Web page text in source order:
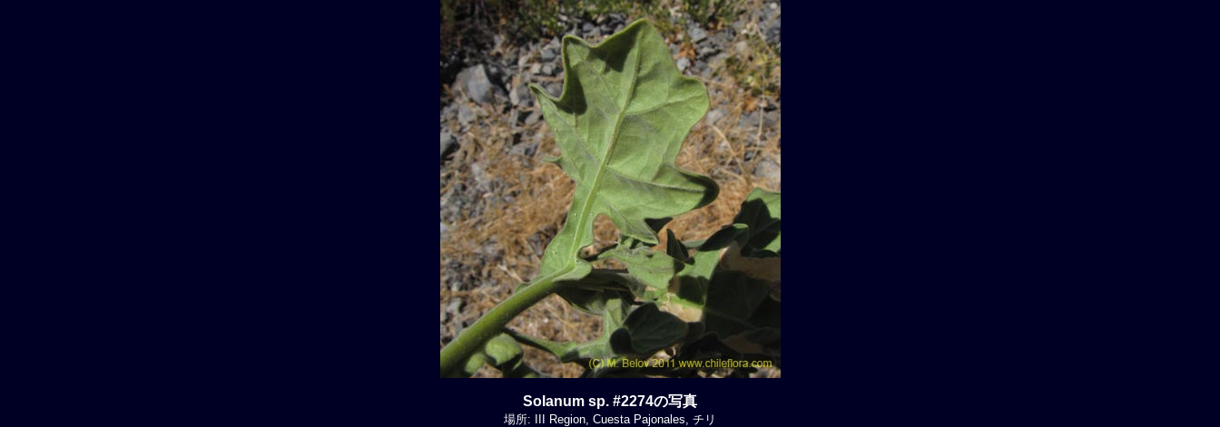
Solanum sp. #2274の写真
場所: III Region, Cuesta Pajonales, チリ